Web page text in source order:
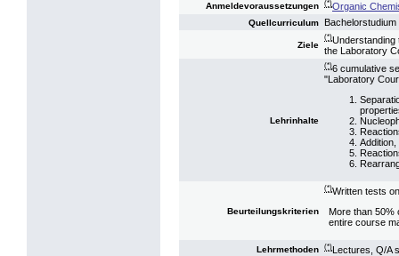
Anmeldevoraussetzungen (*)Organic
Quellcurriculum
Ziele
(*)Understanding
the Laboratory
Lehrinhalte
(*)6 cumulative
"Laboratory
Beurteilungskriterien
(*)Written tests
More than 50%
entire course
Lehrmethoden (*)Lectures, Q/A